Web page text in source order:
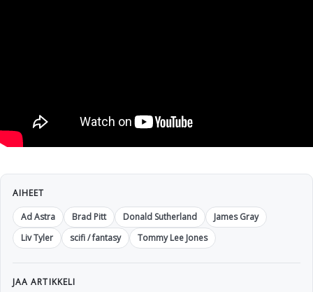
AIHEET
Ad Astra
Brad Pitt Donald Sutherland
James Gray
Liv Tyler
scifi / fantasy Tommy Lee Jones
JAA ARTIKKELI